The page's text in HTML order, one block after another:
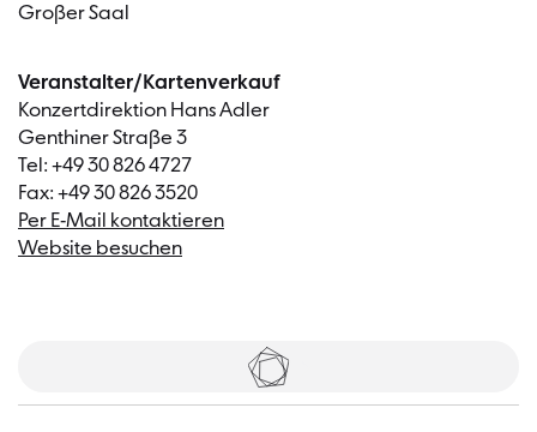
Großer Saal
Veranstalter/Kartenverkauf
Konzertdirektion Hans Adler
Genthiner Straße 3
Tel: +49 30 826 4727
Fax: +49 30 826 3520
Per E-Mail kontaktieren
Website besuchen
Tickets